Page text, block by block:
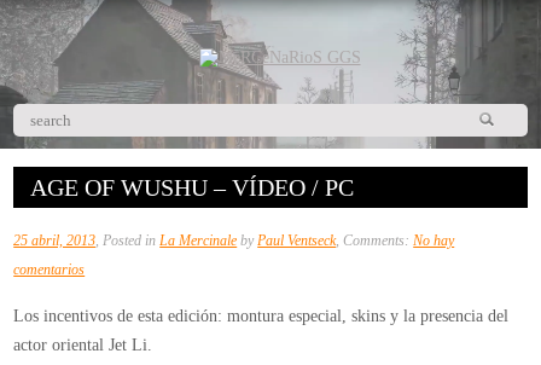
AGE OF WUSHU – VÍDEO / PC
25 abril, 2013, Posted inLa Mercinale byPaul Ventseck, Comments:No hay
comentariosen
of
Wushu
Los incentivos de esta edición: montura especial, skins y la presencia del
actor oriental Jet Li.